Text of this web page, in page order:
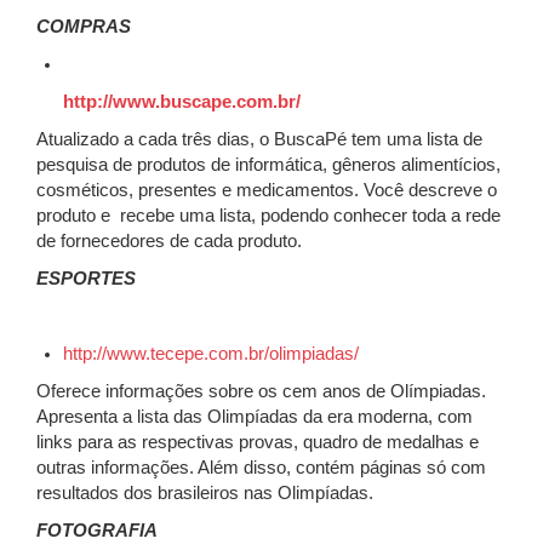
COMPRAS
http://www.buscape.com.br/
Atualizado a cada três dias, o BuscaPé tem uma lista de
pesquisa de produtos de informática, gêneros alimentícios,
cosméticos, presentes e medicamentos. Você descreve o
produto e recebe uma lista, podendo conhecer toda a rede
de fornecedores de cada produto.
ESPORTES
http://www.tecepe.com.br/olimpiadas/
Oferece informações sobre os cem anos de Olímpiadas.
Apresenta a lista das Olimpíadas da era moderna, com
links para as respectivas provas, quadro de medalhas e
outras informações. Além disso, contém páginas só com
resultados dos brasileiros nas Olimpíadas.
FOTOGRAFIA